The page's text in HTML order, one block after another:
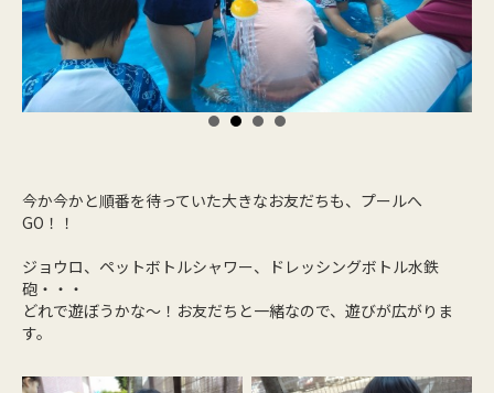
今か今かと順番を待っていた大きなお友だちも、プールへ
GO！！
ジョウロ、ペットボトルシャワー、ドレッシングボトル水鉄
砲・・・
どれで遊ぼうかな～！お友だちと一緒なので、遊びが広がりま
す。